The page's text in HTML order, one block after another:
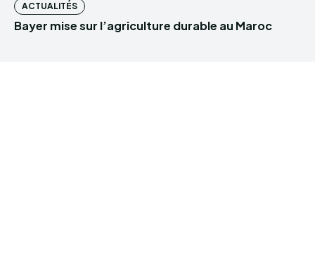
ACTUALITÉS
Bayer mise sur l’agriculture durable au Maroc